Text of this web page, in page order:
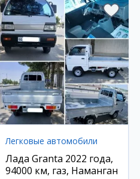
Легковые автомобили
Лада Granta 2022 года,
94000 км, газ, Наманган